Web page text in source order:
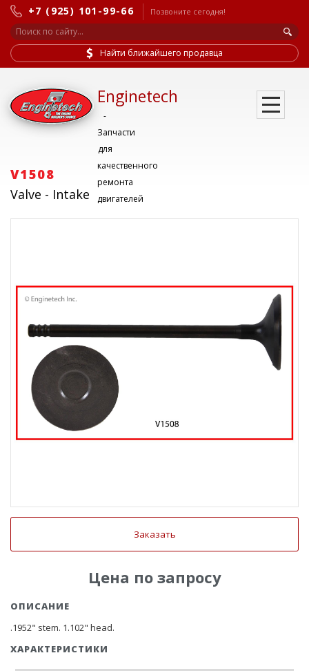
+7 (925) 101-99-66 Позвоните сегодня!
Найти ближайшего продавца
Enginetech
-
Запчасти
для
качественного
ремонта
двигателей
V1508
Valve - Intake
Заказать
Цена по запросу
ОПИСАНИЕ
.1952" stem. 1.102" head.
ХАРАКТЕРИСТИКИ